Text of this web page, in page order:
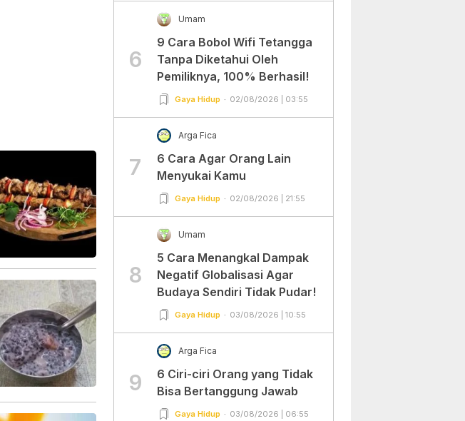
6
Umam
9 Cara Bobol Wifi Tetangga
Tanpa Diketahui Oleh
Pemiliknya, 100% Berhasil!
Gaya Hidup 02/08/2026 | 03:55
7
Arga Fica
6 Cara Agar Orang Lain
Menyukai Kamu
Gaya Hidup 02/08/2026 | 21:55
8
Umam
5 Cara Menangkal Dampak
Negatif Globalisasi Agar
Budaya Sendiri Tidak Pudar!
Gaya Hidup 03/08/2026 | 10:55
9
Arga Fica
6 Ciri-ciri Orang yang Tidak
Bisa Bertanggung Jawab
Gaya Hidup 03/08/2026 | 06:55